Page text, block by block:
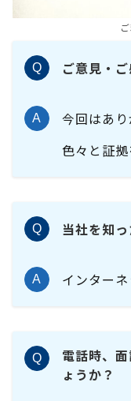
Q ご意見・
A
今回はあり
色々と証拠
Q 当社を知
A インターネ
Q
電話時、
ょうか？